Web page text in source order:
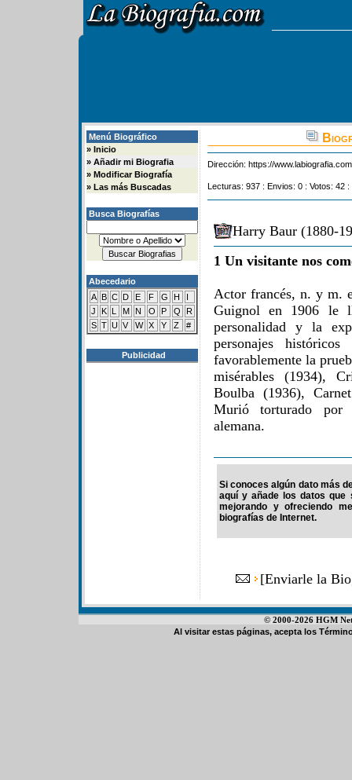
Menú Biográfico
» Inicio
» Añadir mi Biografia
» Modificar Biografía
» Las más Buscadas
Busca Biografías
Abecedario
A B C D E F G H
I
J
K L M N O P Q
R
S T U V W X Y Z #
Publicidad
Dirección: https://
Lecturas: 937 : Envios: 0 : Votos: 42
Harry Baur (1880-
1 Un visitante nos
Actor francés, n. y m.
Guignol en 1906 le
personalidad y la
personajes
favorablemente la
misérables (1934),
Boulba (1936),
Murió torturado por
alemana.
Si conoces algún dato más
aquí y añade los datos que
mejorando y ofreciendo
biografías de Internet.
[Enviarle la
© 2000-2026 HGM
Al visitar estas páginas, acepta los